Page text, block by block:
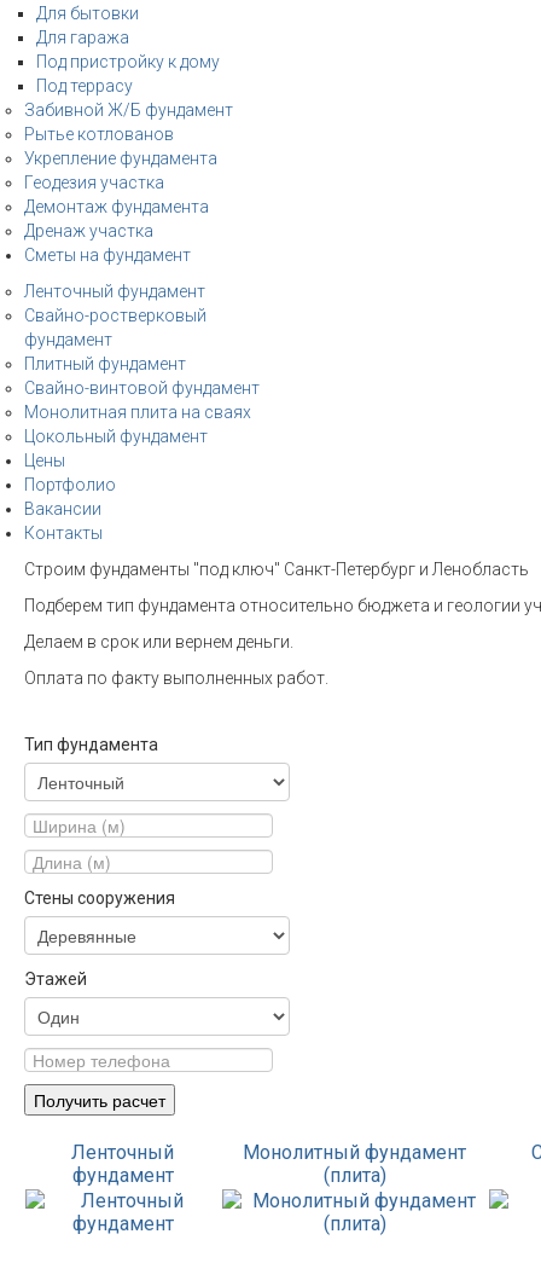
Для бытовки
Для гаража
Под пристройку к дому
Под террасу
Забивной Ж/Б фундамент
Рытье котлованов
Укрепление фундамента
Геодезия участка
Демонтаж фундамента
Дренаж участка
Сметы на фундамент
Ленточный фундамент
Свайно-ростверковый
фундамент
Плитный фундамент
Свайно-винтовой фундамент
Монолитная плита на сваях
Цокольный фундамент
Цены
Портфолио
Вакансии
Контакты
Строим фундаменты "под ключ" Санкт-Петербург и Ленобласть
Подберем тип фундамента относительно бюджета и геологии
Делаем в срок или вернем деньги.
Оплата по факту выполненных работ.
Тип фундамента
Стены сооружения
Этажей
Ленточный
фундамент
Монолитный фундамент
(плита)